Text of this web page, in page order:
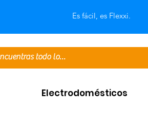
Es fácil, es Flexxi.
Electrodomésticos